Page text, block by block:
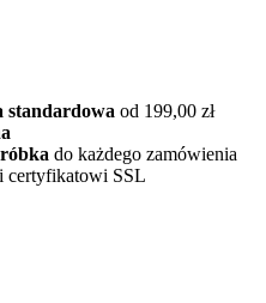
standardowa od 199,00 zł
do każdego zamówienia
certyfikatowi SSL